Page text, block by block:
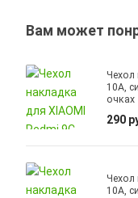
Вам может
Чехол
10A,
очках
290
Чехол
10A,